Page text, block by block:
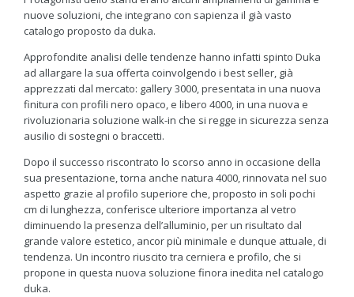
nuove soluzioni, che integrano con sapienza il già vasto
catalogo proposto da duka.
Approfondite analisi delle tendenze hanno infatti spinto Duka
ad allargare la sua offerta coinvolgendo i best seller, già
apprezzati dal mercato: gallery 3000, presentata in una nuova
finitura con profili nero opaco, e libero 4000, in una nuova e
rivoluzionaria soluzione walk-in che si regge in sicurezza senza
ausilio di sostegni o braccetti.
Dopo il successo riscontrato lo scorso anno in occasione della
sua presentazione, torna anche natura 4000, rinnovata nel suo
aspetto grazie al profilo superiore che, proposto in soli pochi
cm di lunghezza, conferisce ulteriore importanza al vetro
diminuendo la presenza dell’alluminio, per un risultato dal
grande valore estetico, ancor più minimale e dunque attuale, di
tendenza. Un incontro riuscito tra cerniera e profilo, che si
propone in questa nuova soluzione finora inedita nel catalogo
duka.